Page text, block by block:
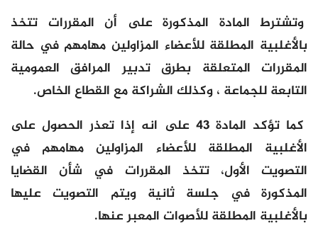
وتشترط المادة المذكورة على أن المقررات تتخذ
بالأغلبية المطلقة للأعضاء المزاولين مهامهم في حالة
المقررات المتعلقة بطرق تدبير المرافق العمومية
التابعة للجماعة ، وكذلك الشراكة مع القطاع الخاص.
كما تؤكد المادة 43 على انه إذا تعذر الحصول على
الأغلبية المطلقة للأعضاء المزاولين مهامهم في
التصويت الأول، تتخذ المقررات في شأن القضايا
المذكورة في جلسة ثانية ويتم التصويت عليها
بالأغلبية المطلقة للأصوات المعبر عنها.